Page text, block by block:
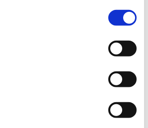
(see the browser console for more